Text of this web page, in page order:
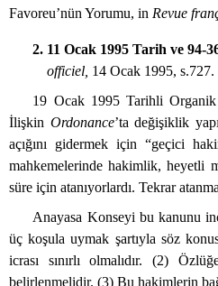
Favoreu’nün Yorumu, in Revue
2. 11 Ocak 1995 Tarih ve 94-
officiel, 14 Ocak 1995, s.727.
19 Ocak 1995 Tarihli
İlişkin Ordonance’ta değişiklik
açığını gidermek için “geçici
mahkemelerinde hakimlik, heyetli
süre için atanıyorlardı. Tekrar
Anayasa Konseyi bu kanunu
üç koşula uymak şartıyla söz
icrası sınırlı olmalıdır. (2)
belirlenmelidir. (3) Bu hakimlerin